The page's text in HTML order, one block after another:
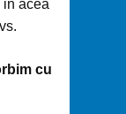
in acea
cu